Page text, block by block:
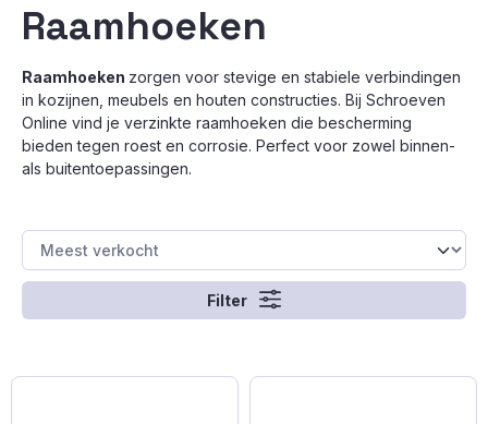
Raamhoeken
Raamhoeken zorgen voor stevige en stabiele verbindingen
in kozijnen, meubels en houten constructies. Bij Schroeven
Online vind je verzinkte raamhoeken die bescherming
bieden tegen roest en corrosie. Perfect voor zowel binnen-
als buitentoepassingen.
Filter